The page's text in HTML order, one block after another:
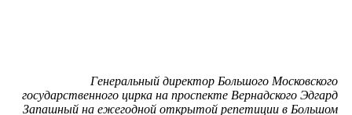
Генеральный директор Большого Московского
государственного цирка на проспекте Вернадского Эдгард
Запашный на ежегодной открытой репетиции в Большом